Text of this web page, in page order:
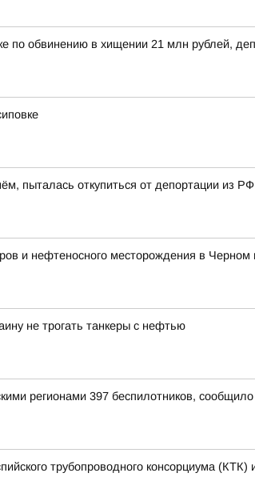
по обвинению в хищении 21 млн рублей,
пыталась откупиться от депортации из РФ
и нефтеносного месторождения в
не трогать танкеры с нефтью
регионами 397 беспилотников,
трубопроводного консорциума